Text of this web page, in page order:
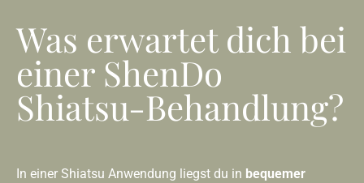
Was erwartet dich bei
einer ShenDo
Shiatsu-Behandlung?
In einer Shiatsu Anwendung liegst du in bequemer